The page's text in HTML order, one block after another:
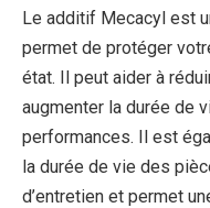
Le additif Mecacyl est
permet de protéger
état. Il peut aider à
augmenter la durée de
performances. Il est
la durée de vie des
d’entretien et permet